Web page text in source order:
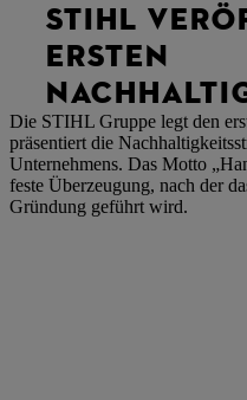
STIHL
ERSTEN
Die STIHL Gruppe legt den
präsentiert die
Unternehmens. Das Motto
feste Überzeugung, nach der
Gründung geführt wird.